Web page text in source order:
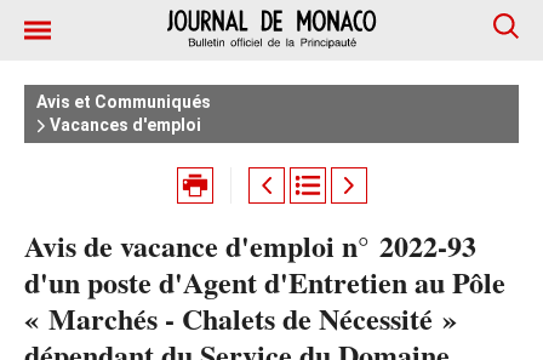
Avis et Communiqués
Vacances d'emploi
Avis de vacance d'emploi n° 2022-93
d'un poste d'Agent d'Entretien au Pôle
« Marchés - Chalets de Nécessité »